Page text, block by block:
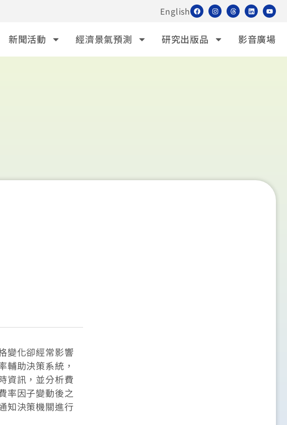
English
新聞活動 經濟景氣預測 研究出版品 影音廣場
變化卻經常影響
輔助決策系統，
資訊，並分析費
率因子變動後之
知決策機關進行